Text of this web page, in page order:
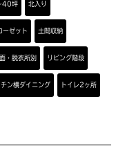
40坪 北入り
ーゼット 土間収納
・脱衣所別 リビング階段
ン横ダイニング トイレ2ヶ所